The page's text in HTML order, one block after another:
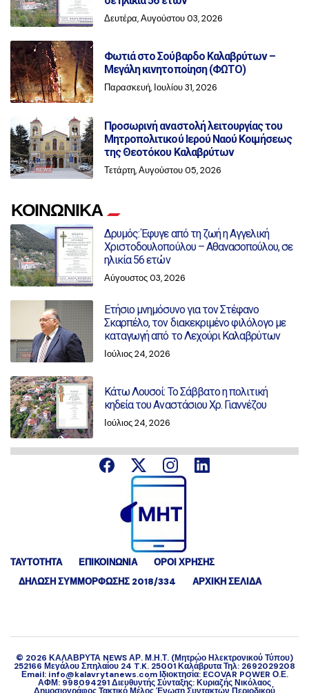
Δευτέρα, Αυγούστου 03, 2026
Φωτιά στο Σούβαρδο Καλαβρύτων –
Μεγάλη κινητοποίηση (ΦΩΤΟ)
Παρασκευή, Ιουλίου 31, 2026
Προσωρινή αναστολή λειτουργίας του
Μητροπολιτικού Ιερού Ναού Κοιμήσεως
της Θεοτόκου Καλαβρύτων
Τετάρτη, Αυγούστου 05, 2026
ΚΟΙΝΩΝΙΚΑ
Δρυμός: Έφυγε από τη ζωή η Αγγελική
Χριστοδουλοπούλου – Αθανασοπούλου, σε
ηλικία 56 ετών
Αύγουστος 03, 2026
Ετήσιο μνημόσυνο για τον Στέφανο
Σκαρπέλο, τον διακεκριμένο φιλόλογο με
καταγωγή από το Λεχούρι Καλαβρύτων
Ιούλιος 24, 2026
Κάτω Λουσοί: Το Σάββατο η πολιτική
κηδεία του Αναστάσιου Χρ. Γιαννέζου
Ιούλιος 24, 2026
ΤΑΥΤΟΤΗΤΑ ΕΠΙΚΟΙΝΩΝΙΑ
ΟΡΟΙ ΧΡΗΣΗΣ
ΔΉΛΩΣΗ ΣΥΜΜΌΡΦΩΣΗΣ 2018/334
ΑΡΧΙΚΗ ΣΕΛΙΔΑ
© 2026 ΚΑΛΑΒΡΥΤΑ NEWS ΑΡ. Μ.Η.Τ. (Μητρώο Ηλεκτρονικού Τύπου)
252166 Μεγάλου Σπηλαίου 24 T.K. 25001 Καλάβρυτα Τηλ: 2692029208
Εmail: info@kalavrytanews.com Ιδιοκτησία: ECOVAR POWER Ο.Ε.
ΑΦΜ: 998094291 Διευθυντής Σύνταξης: Κυριαζής Νικόλαος
Δημοσιογράφος Τακτικό Μέλος Ένωση Συντακτών Περιοδικού